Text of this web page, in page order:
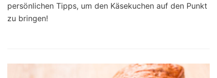
persönlichen Tipps, um den Käsekuchen auf den Punkt
zu bringen!